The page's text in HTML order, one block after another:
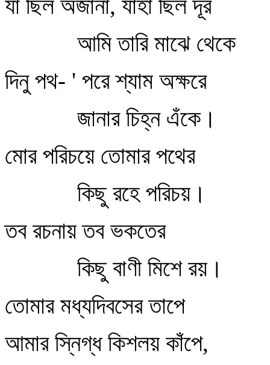
যা ছিল অজানা, যাহা ছিল দূর
আমি তারি মাঝে থেকে
দিনু পথ- ' পরে শ্যাম অক্ষরে
জানার চিহ্ন এঁকে।
মোর পরিচয়ে তোমার পথের
কিছু রহে পরিচয়।
তব রচনায় তব ভকতের
কিছু বাণী মিশে রয়।
তোমার মধ্যদিবসের তাপে
আমার স্নিগ্ধ কিশলয় কাঁপে,